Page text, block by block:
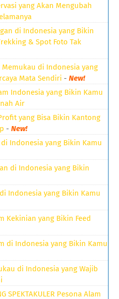
yang Akan Mengubah
di Indonesia yang Bikin
& Spot Foto Tak
Memukau di Indonesia yang
Mata Sendiri -New!
Indonesia yang Bikin Kamu
Air
yang Bisa Bikin Kantong
-New!
Indonesia yang Bikin Kamu
di Indonesia yang Bikin
Indonesia yang Bikin Kamu
Kekinian yang Bikin Feed
di Indonesia yang Bikin Kamu
di Indonesia yang Wajib
SPEKTAKULER Pesona Alam